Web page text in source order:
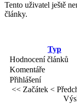
Tento uživatel ještě
články.
Typ
Hodnocení článků
Komentáře
Přihlášení
<< Začátek <